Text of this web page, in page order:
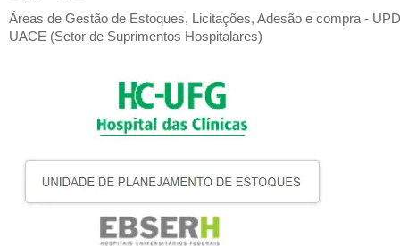
Áreas de Gestão de Estoques, Licitações, Adesão e compra -
UACE (Setor de Suprimentos Hospitalares)